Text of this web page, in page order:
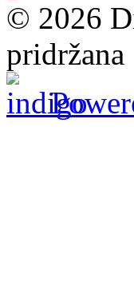
© 2026
pridržana